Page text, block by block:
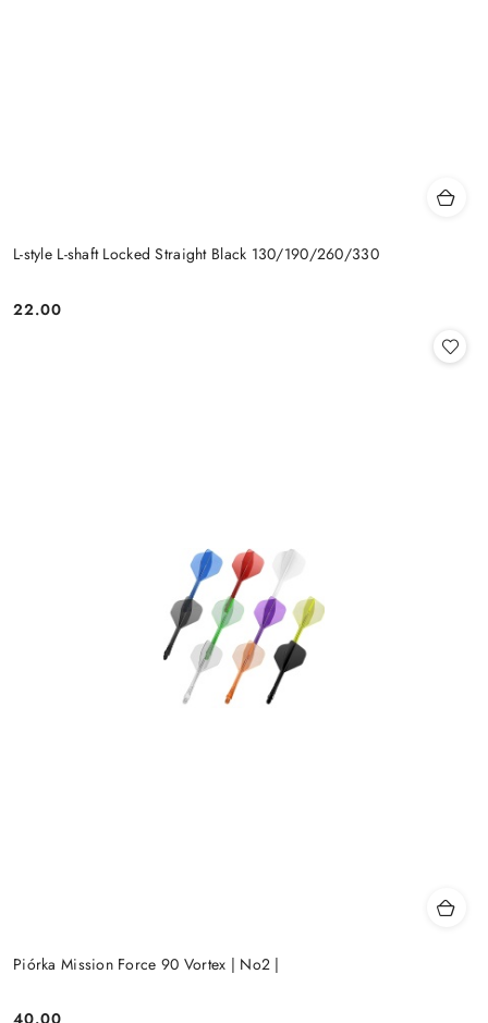
L-style L-shaft Locked Straight Black 130/190/260/330
Cena:
22.00
Piórka Mission Force 90 Vortex | No2 |